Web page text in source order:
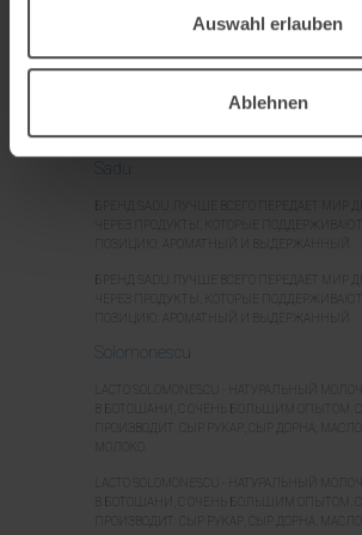
Auswahl erlauben
Ablehnen
СТРАСТЬЮ БОЛЕЕ 45 ЛЕТ.
В LA RÂURENI МЫ ЛЮБИМ ПРИРОДУ КАК
НАТУРАЛЬНЫМИ ИНГРЕДИЕНТАМИ И
СТРАСТЬЮ БОЛЕЕ 45 ЛЕТ.
Sadu
БРЕНД SADU ЛУЧШЕ ВСЕГО ПЕРЕДАЕТ МИР
ЧЕРЕЗ ПРОДУКТЫ, КОТОРЫЕ ПОДДЕРЖИВАЮТ
ПОЗИЦИЮ: АРОМАТНЫЙ И ВЫДЕРЖАННЫЙ.
БРЕНД SADU ЛУЧШЕ ВСЕГО ПЕРЕДАЕТ МИР
ЧЕРЕЗ ПРОДУКТЫ, КОТОРЫЕ ПОДДЕРЖИВАЮТ
ПОЗИЦИЮ: АРОМАТНЫЙ И ВЫДЕРЖАННЫЙ.
Solomonescu
LACTO SOLOMONESCU - НАТУРАЛЬНЫЙ
В БОТОШАНИ, С ОЧЕНЬ БОЛЬШИМ ОПЫТОМ, С
ПРОИЗВОДИТ: СЫР РУКАР, СЫР ДОРНА,
LACTO SOLOMONESCU - НАТУРАЛЬНЫЙ
В БОТОШАНИ, С ОЧЕНЬ БОЛЬШИМ ОПЫТОМ, С
ПРОИЗВОДИТ: СЫР РУКАР, СЫР ДОРНА,